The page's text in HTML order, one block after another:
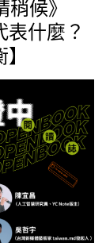
候》
表什麼？